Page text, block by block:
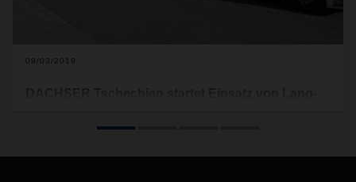
09/03/2019
Lkws für seine tägliche Linie zwischen den Niederlassungen